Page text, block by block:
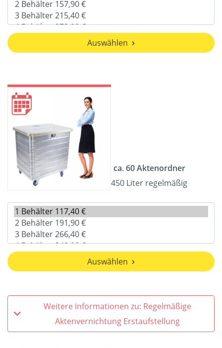
Auswählen
ca. 60 Aktenordner
450 Liter regelmäßig
Auswählen
Weitere Informationen zu: Regelmäßige
Aktenvernichtung Erstaufstellung